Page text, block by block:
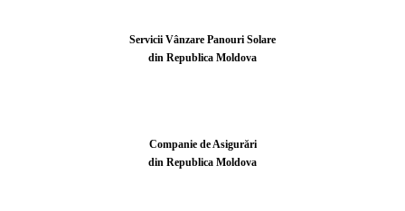
Servicii Vânzare Panouri Solare
din Republica Moldova
Companie de Asigurări
din Republica Moldova